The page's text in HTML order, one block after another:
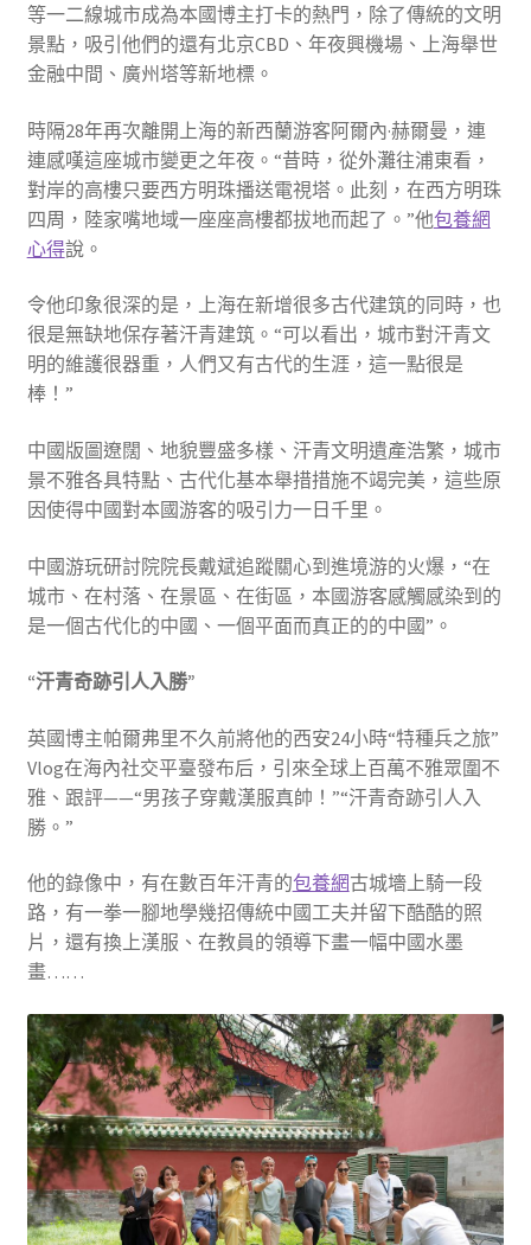
等一二線城市成為本國博主打卡的熱門，除了傳統的文明
景點，吸引他們的還有北京CBD、年夜興機場、上海舉世
金融中間、廣州塔等新地標。
時隔28年再次離開上海的新西蘭游客阿爾內·赫爾曼，連
連感嘆這座城市變更之年夜。“昔時，從外灘往浦東看，
對岸的高樓只要西方明珠播送電視塔。此刻，在西方明珠
四周，陸家嘴地域一座座高樓都拔地而起了。”他包養網
心得說。
令他印象很深的是，上海在新增很多古代建筑的同時，也
很是無缺地保存著汗青建筑。“可以看出，城市對汗青文
明的維護很器重，人們又有古代的生涯，這一點很是
棒！”
中國版圖遼闊、地貌豐盛多樣、汗青文明遺產浩繁，城市
景不雅各具特點、古代化基本舉措措施不竭完美，這些原
因使得中國對本國游客的吸引力一日千里。
中國游玩研討院院長戴斌追蹤關心到進境游的火爆，“在
城市、在村落、在景區、在街區，本國游客感觸感染到的
是一個古代化的中國、一個平面而真正的的中國”。
“汗青奇跡引人入勝”
英國博主帕爾弗里不久前將他的西安24小時“特種兵之旅”
Vlog在海內社交平臺發布后，引來全球上百萬不雅眾圍不
雅、跟評——“男孩子穿戴漢服真帥！”“汗青奇跡引人入
勝。”
他的錄像中，有在數百年汗青的包養網古城墻上騎一段
路，有一拳一腳地學幾招傳統中國工夫并留下酷酷的照
片，還有換上漢服、在教員的領導下畫一幅中國水墨
畫……